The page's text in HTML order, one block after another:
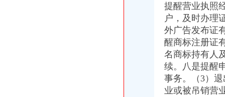
提醒营业执照
户，及时办理
外广告发布证
醒商标注册证
名商标持有人
续。八是提醒
事务。（3）
业或被吊销营